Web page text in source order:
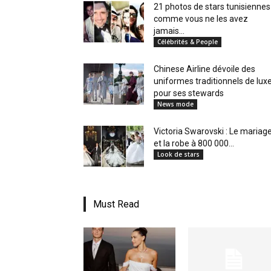
21 photos de stars tunisiennes
comme vous ne les avez
jamais...
Célébrités & People
Chinese Airline dévoile des
uniformes traditionnels de
pour ses stewards
News mode
Victoria Swarovski : Le
et la robe à 800 000...
Look de stars
Must Read